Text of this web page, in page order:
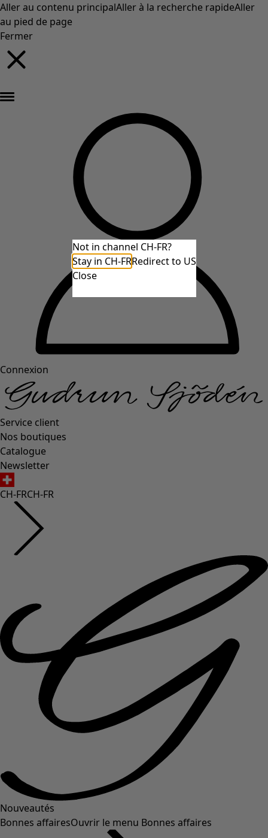
Aller au contenu principalAller à la recherche rapideAller
au pied de page
Fermer
Connexion
Service client
Nos boutiques
Catalogue
Newsletter
CH-FRCH-FR
Nouveautés
Bonnes affairesOuvrir le menu Bonnes affaires
Not in channel CH-FR?
Stay in CH-FRRedirect to US
Close